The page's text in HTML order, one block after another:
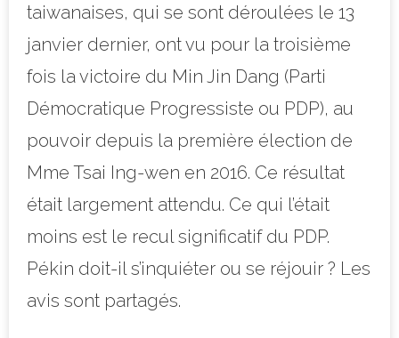
taiwanaises, qui se sont déroulées le 13
janvier dernier, ont vu pour la troisième
fois la victoire du Min Jin Dang (Parti
Démocratique Progressiste ou PDP), au
pouvoir depuis la première élection de
Mme Tsai Ing-wen en 2016. Ce résultat
était largement attendu. Ce qui l’était
moins est le recul significatif du PDP.
Pékin doit-il s’inquiéter ou se réjouir ? Les
avis sont partagés.